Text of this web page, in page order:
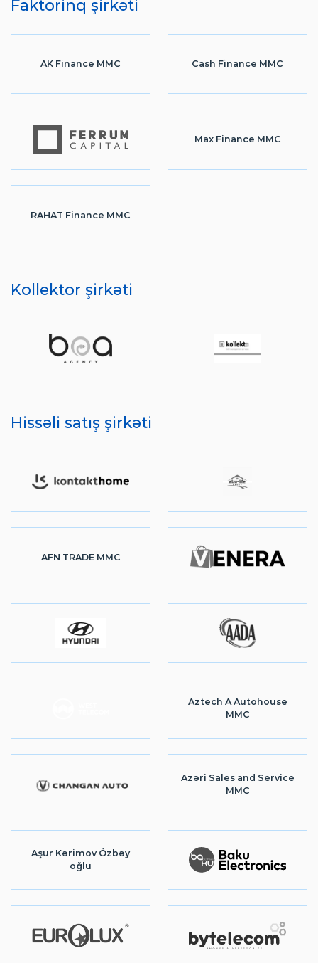
Faktorinq şirkəti
AK Finance MMC Cash Finance MMC
Max Finance MMC
RAHAT Finance MMC
Kollektor şirkəti
Hissəli satış şirkəti
AFN TRADE MMC
Aztech A Autohouse
MMC
Azəri Sales and Service
MMC
Aşur Kərimov Özbəy
oğlu